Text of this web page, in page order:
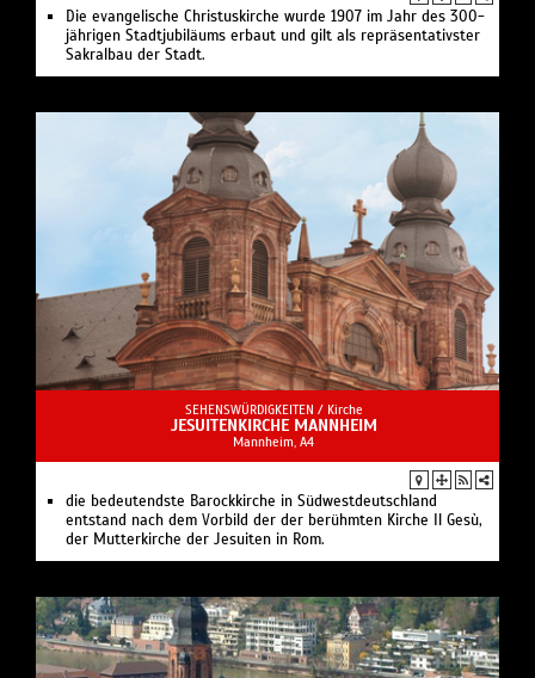
Die evangelische Christuskirche wurde 1907 im Jahr des 300-
jährigen Stadtjubiläums erbaut und gilt als repräsentativster
Sakralbau der Stadt.
SEHENSWÜRDIGKEITEN / Kirche
JESUITENKIRCHE MANNHEIM
Mannheim, A4
die bedeutendste Barockkirche in Südwestdeutschland
entstand nach dem Vorbild der der berühmten Kirche Il Gesù,
der Mutterkirche der Jesuiten in Rom.